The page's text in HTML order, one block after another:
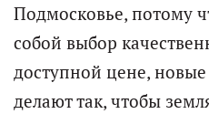
Подмосковье, потому
собой выбор
доступной цене,
делают так, чтобы